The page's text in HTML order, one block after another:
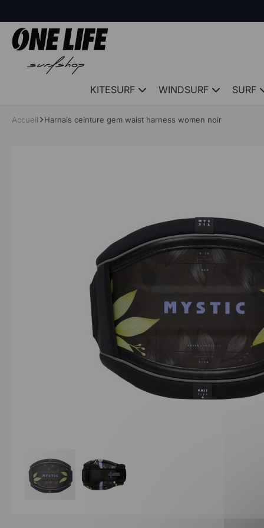
KITESURF WINDSURF SURF
Accueil Harnais ceinture gem waist harness women noir